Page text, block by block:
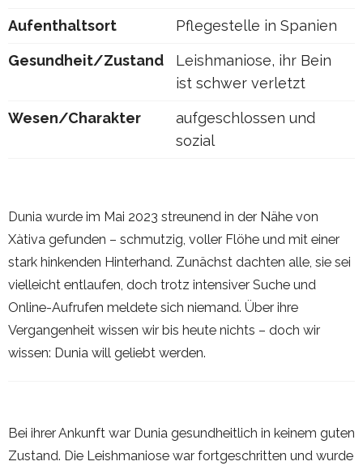
Aufenthaltsort Pflegestelle in Spanien
Gesundheit/Zustand
Leishmaniose, ihr Bein
ist schwer verletzt
Wesen/Charakter
aufgeschlossen und
sozial
Dunia wurde im Mai 2023 streunend in der Nähe von
Xàtiva gefunden – schmutzig, voller Flöhe und mit einer
stark hinkenden Hinterhand. Zunächst dachten alle, sie sei
vielleicht entlaufen, doch trotz intensiver Suche und
Online-Aufrufen meldete sich niemand. Über ihre
Vergangenheit wissen wir bis heute nichts – doch wir
wissen: Dunia will geliebt werden.
Bei ihrer Ankunft war Dunia gesundheitlich in keinem guten
Zustand. Die Leishmaniose war fortgeschritten und wurde